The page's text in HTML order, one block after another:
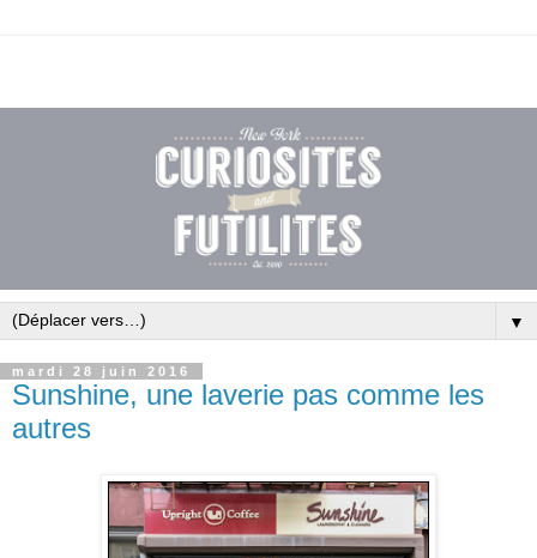
▼
mardi 28 juin 2016
Sunshine, une laverie pas comme les
autres